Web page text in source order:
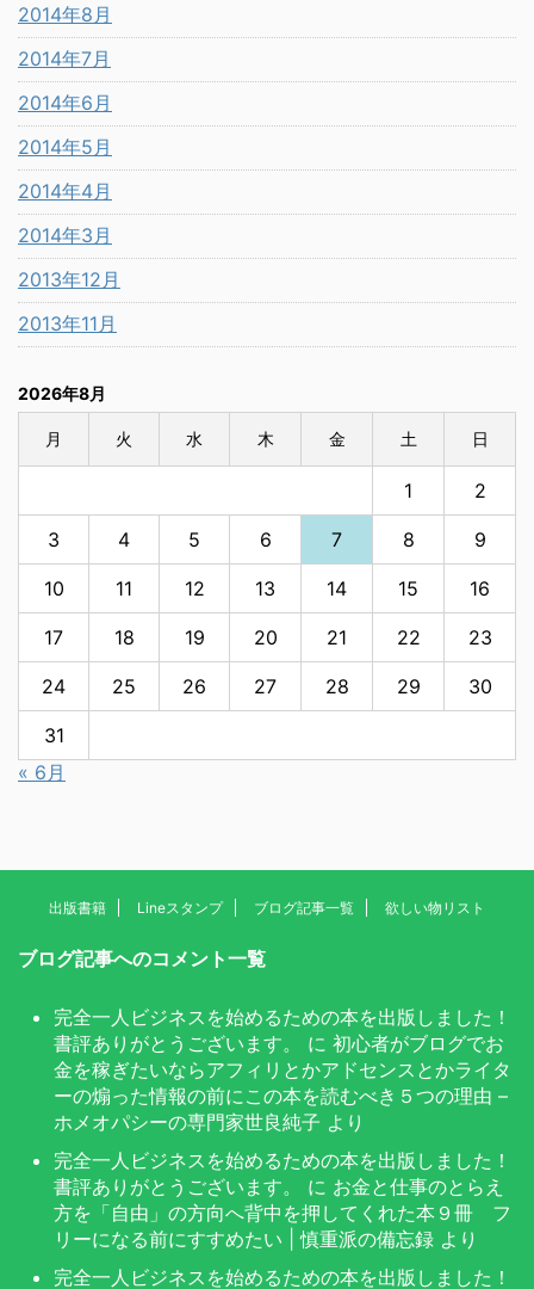
2014年8月
2014年7月
2014年6月
2014年5月
2014年4月
2014年3月
2013年12月
2013年11月
2026年8月
月 火 水 木 金 土 日
1 2
3 4 5 6 7 8 9
10 11 12 13 14 15 16
17 18 19 20 21 22 23
24 25 26 27 28 29 30
31
« 6月
出版書籍 Lineスタンプ ブログ記事一覧 欲しい物リスト
ブログ記事へのコメント一覧
完全一人ビジネスを始めるための本を出版しました！
書評ありがとうございます。
に 初心者がブログでお
金を稼ぎたいならアフィリとかアドセンスとかライタ
ーの煽った情報の前にこの本を読むべき５つの理由 –
ホメオパシーの専門家世良純子 より
完全一人ビジネスを始めるための本を出版しました！
書評ありがとうございます。
に お金と仕事のとらえ
方を「自由」の方向へ背中を押してくれた本９冊 フ
リーになる前にすすめたい | 慎重派の備忘録 より
完全一人ビジネスを始めるための本を出版しました！